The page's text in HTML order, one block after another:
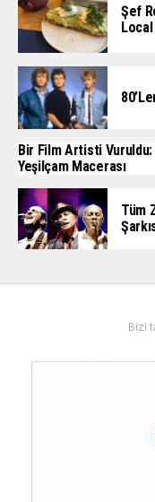
Şef
Bir Film Artisti Vuruldu:
Yeşilçam Macerası
Tüm
Bizi